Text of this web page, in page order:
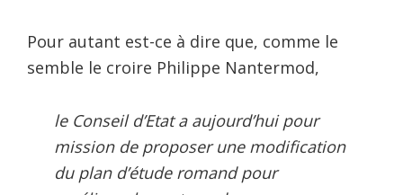
Pour autant est-ce à dire que, comme le
semble le croire Philippe Nantermod,
le Conseil d’Etat a aujourd’hui pour
mission de proposer une modification
du plan d’étude romand pour